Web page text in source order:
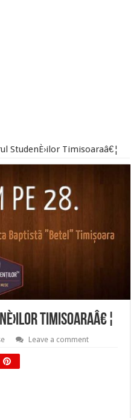
StudenÈ›ilor Timisoaraâ€¦
Timisoaraâ€¦
Leave a comment